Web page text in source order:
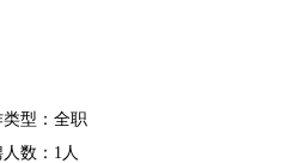
类型：全职
数：1人